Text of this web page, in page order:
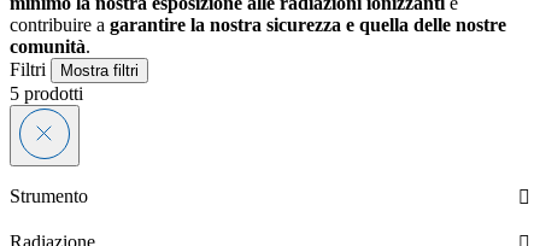
contribuire a garantire la nostra sicurezza e quella delle nostre
comunità.
Filtri
Mostra filtri
5 prodotti
Strumento